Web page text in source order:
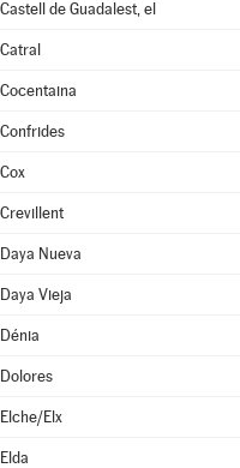
Castell de Guadalest, el
Catral
Cocentaina
Confrides
Cox
Crevillent
Daya Nueva
Daya Vieja
Dénia
Dolores
Elche/Elx
Elda